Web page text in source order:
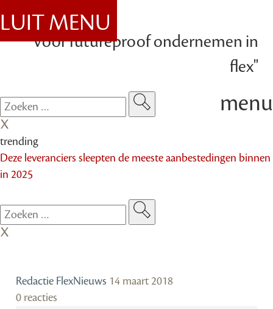
"Voor futureproof ondernemen in
flex"
MENU
menu
trending
Deze leveranciers sleepten de meeste aanbestedingen binnen
in 2025
Redactie FlexNieuws 14 maart 2018
0 reacties